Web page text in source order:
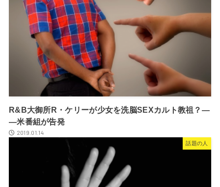
R&B大御所R・ケリーが少女を洗脳SEXカルト教祖？―
―米番組が告発
2019.01.14
話題の人